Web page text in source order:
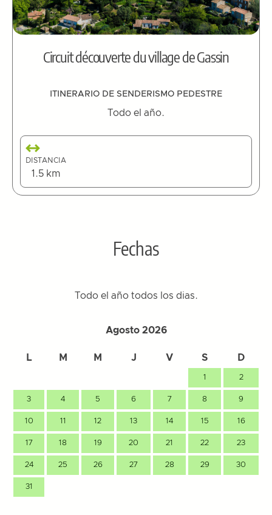
Circuit découverte du village de Gassin
ITINERARIO DE SENDERISMO PEDESTRE
Todo el año.
DISTANCIA
1.5 km
Fechas
Todo el año todos los dias.
Agosto 2026
L M M J V S D
1 2
3 4 5 6 7 8 9
10 11 12 13 14 15 16
17 18 19 20 21 22 23
24 25 26 27 28 29 30
31